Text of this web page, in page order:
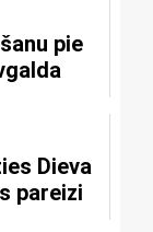
pie
Dieva
pareizi